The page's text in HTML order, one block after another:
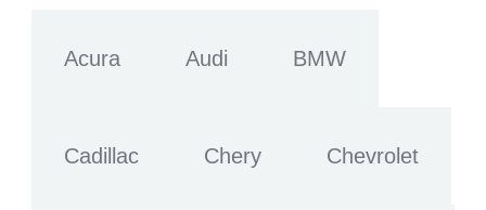
Acura Audi BMW
Cadillac Chery Chevrolet